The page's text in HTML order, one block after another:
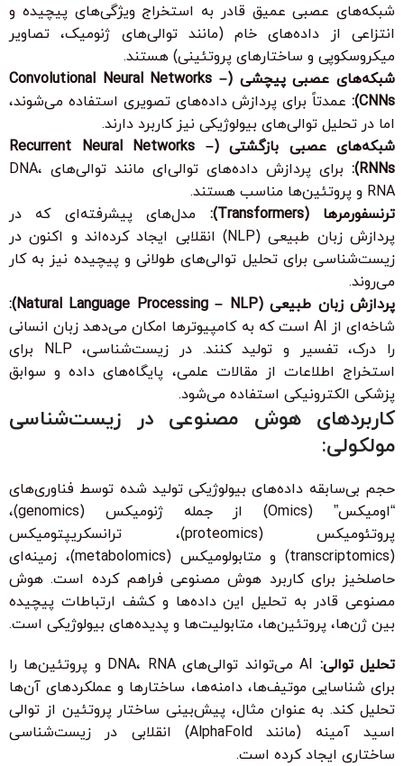
شبکه‌های عصبی عمیق قادر به استخراج ویژگی‌های پیچیده و
انتزاعی از داده‌های خام (مانند توالی‌های ژنومیک، تصاویر
میکروسکوپی و ساختارهای پروتئینی) هستند.
شبکه‌های عصبی پیچشی (Convolutional Neural Networks –
CNNs):
عمدتاً برای پردازش داده‌های تصویری استفاده می‌شوند،
اما در تحلیل توالی‌های بیولوژیکی نیز کاربرد دارند.
شبکه‌های عصبی بازگشتی (Recurrent Neural Networks –
RNNs):
برای پردازش داده‌های توالی‌ای مانند توالی‌های DNA،
RNA و پروتئین‌ها مناسب هستند.
ترنسفورمرها (Transformers):
مدل‌های پیشرفته‌ای که در
پردازش زبان طبیعی (NLP) انقلابی ایجاد کرده‌اند و اکنون در
زیست‌شناسی برای تحلیل توالی‌های طولانی و پیچیده نیز به کار
می‌روند.
پردازش زبان طبیعی (Natural Language Processing – NLP):
شاخه‌ای از AI است که به کامپیوترها امکان می‌دهد زبان انسانی
را درک، تفسیر و تولید کنند. در زیست‌شناسی، NLP برای
استخراج اطلاعات از مقالات علمی، پایگاه‌های داده و سوابق
پزشکی الکترونیکی استفاده می‌شود.
کاربردهای هوش مصنوعی در زیست‌شناسی
مولکولی:
حجم بی‌سابقه داده‌های بیولوژیکی تولید شده توسط فناوری‌های
“اومیکس” (Omics) از جمله ژنومیکس (genomics)،
پروتئومیکس (proteomics)، ترانسکریپتومیکس
(transcriptomics) و متابولومیکس (metabolomics)، زمینه‌ای
حاصلخیز برای کاربرد هوش مصنوعی فراهم کرده است. هوش
مصنوعی قادر به تحلیل این داده‌ها و کشف ارتباطات پیچیده
بین ژن‌ها، پروتئین‌ها، متابولیت‌ها و پدیده‌های بیولوژیکی است.
تحلیل توالی:
AI می‌تواند توالی‌های DNA، RNA و پروتئین‌ها را
برای شناسایی موتیف‌ها، دامنه‌ها، ساختارها و عملکردهای آن‌ها
تحلیل کند. به عنوان مثال، پیش‌بینی ساختار پروتئین از توالی
اسید آمینه (مانند AlphaFold) انقلابی در زیست‌شناسی
ساختاری ایجاد کرده است.